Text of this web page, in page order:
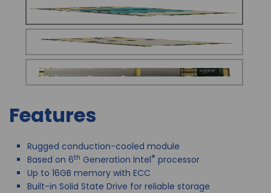
Features
Rugged conduction-cooled module
Based on 6th Generation Intel® processor
Up to 16GB memory with ECC
Built-in Solid State Drive for reliable storage